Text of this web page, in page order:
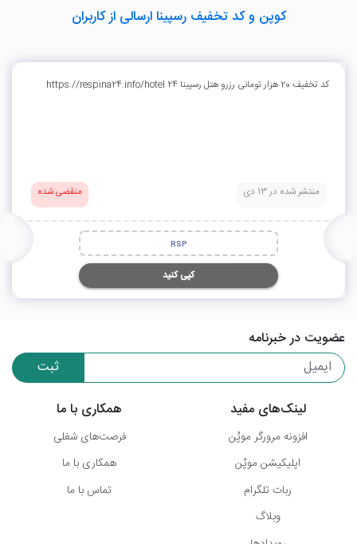
کوپن و کد تخفیف رسپینا ارسالی از کاربران
کد تخفیف 20 هزار تومانی رزرو هتل رسپینا 24 https://respina24.info/hotel
منتشر شده در 13 دی منقضی شده
RSP
کپی کنید
عضویت در خبرنامه
ثبت
لینک‌های مفید
افزونه مرورگر موپُن
اپلیکیشن موپُن
ربات تلگرام
وبلاگ
همکاری با ما
فرصت‌های شغلی
همکاری با ما
تماس با ما